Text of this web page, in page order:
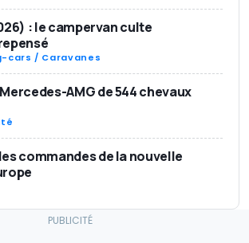
: le campervan culte
cars / Caravanes
AMG de 544 chevaux
commandes de la nouvelle